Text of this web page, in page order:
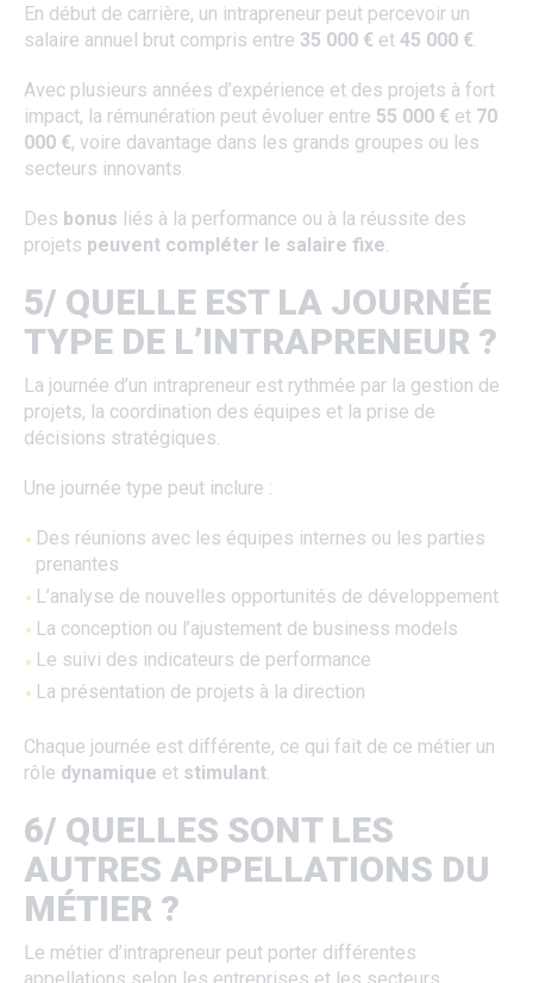
En début de carrière, un intrapreneur peut percevoir un
salaire annuel brut compris entre 35 000 € et 45 000 €.
Avec plusieurs années d’expérience et des projets à fort
impact, la rémunération peut évoluer entre 55 000 € et 70
000 €, voire davantage dans les grands groupes ou les
secteurs innovants.
Des bonus liés à la performance ou à la réussite des
projets peuvent compléter le salaire fixe.
5/ QUELLE EST LA JOURNÉE
TYPE DE L’INTRAPRENEUR ?
La journée d’un intrapreneur est rythmée par la gestion de
projets, la coordination des équipes et la prise de
décisions stratégiques.
Une journée type peut inclure :
Des réunions avec les équipes internes ou les parties
prenantes
L’analyse de nouvelles opportunités de développement
La conception ou l’ajustement de business models
Le suivi des indicateurs de performance
La présentation de projets à la direction
Chaque journée est différente, ce qui fait de ce métier un
rôle dynamique et stimulant.
6/ QUELLES SONT LES
AUTRES APPELLATIONS DU
MÉTIER ?
Le métier d’intrapreneur peut porter différentes